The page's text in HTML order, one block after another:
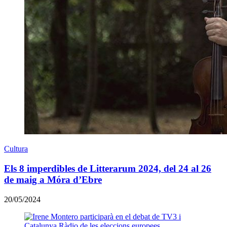
Cultura
Els 8 imperdibles de Litterarum 2024, del 24 al 26
de maig a Móra d’Ebre
20/05/2024